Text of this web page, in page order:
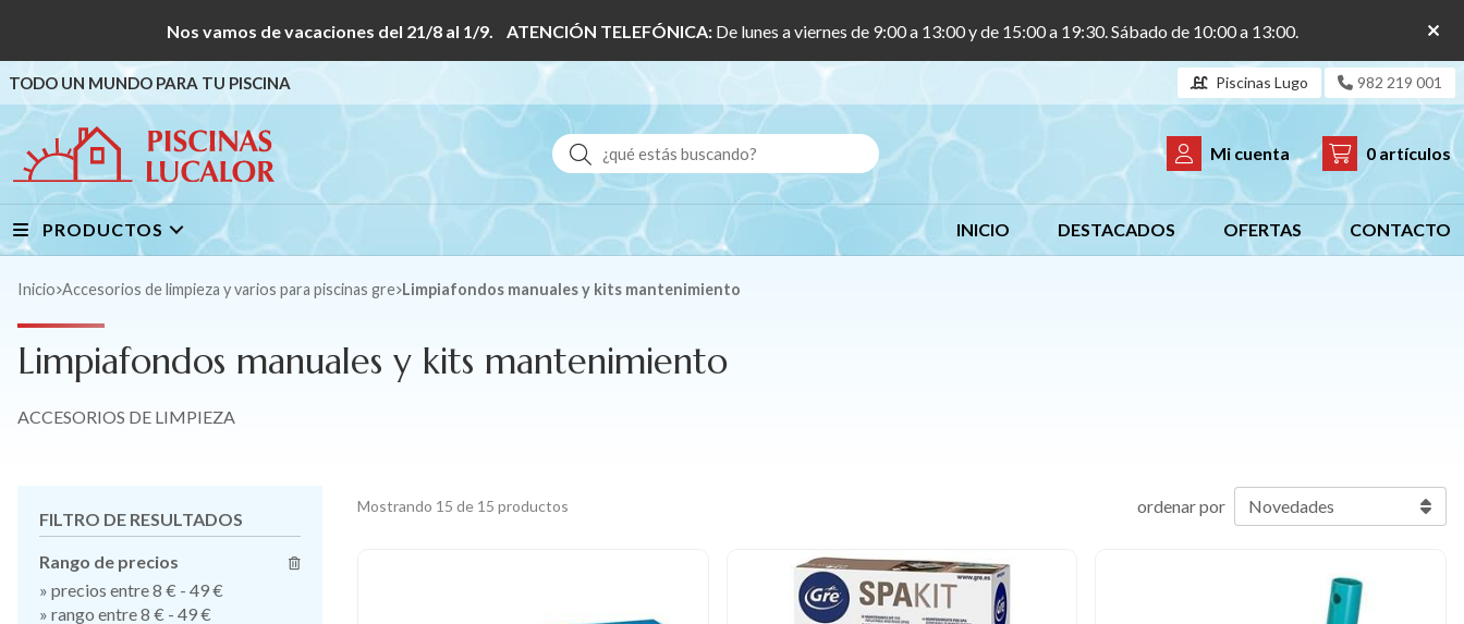
Nos vamos de vacaciones del 21/8 al 1/9. ATENCIÓN TELEFÓNICA: De lunes a viernes de 9:00 a 13:00 y de 15:00 a 19:30. Sábado de 10:00 a 13:00.
TODO UN MUNDO PARA TU PISCINA Piscinas Lugo 982 219 001
Buscar Mi cuenta 0 artículos
PRODUCTOS INICIO DESTACADOS OFERTAS CONTACTO
Inicio accesorios de limpieza y varios para piscinas gre Limpiafondos manuales y kits mantenimiento
Limpiafondos manuales y kits mantenimiento
ACCESORIOS DE LIMPIEZA
Mostrando 15 de 15 productos ordenar por
FILTRO DE RESULTADOS
Rango de precios
» precios entre 8 € - 49 €
» rango entre8 € - 49€